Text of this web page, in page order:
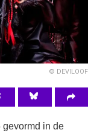
© DEVILOOF
gevormd in de